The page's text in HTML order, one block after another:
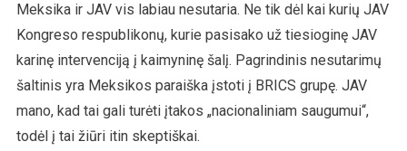
Meksika ir JAV vis labiau nesutaria. Ne tik dėl kai kurių JAV
Kongreso respublikonų, kurie pasisako už tiesioginę JAV
karinę intervenciją į kaimyninę šalį. Pagrindinis nesutarimų
šaltinis yra Meksikos paraiška įstoti į BRICS grupę. JAV
mano, kad tai gali turėti įtakos „nacionaliniam saugumui“,
todėl į tai žiūri itin skeptiškai.